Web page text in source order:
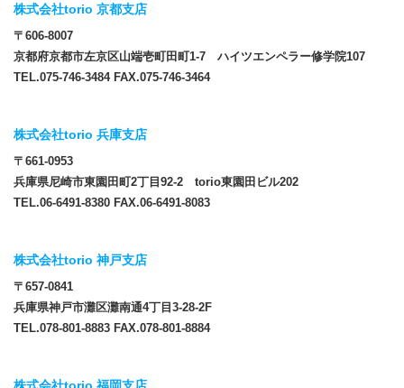
株式会社torio 京都支店
〒606-8007
京都府京都市左京区山端壱町田町1-7 ハイツエンペラー修学院107
TEL.075-746-3484 FAX.075-746-3464
株式会社torio 兵庫支店
〒661-0953
兵庫県尼崎市東園田町2丁目92-2 torio東園田ビル202
TEL.06-6491-8380 FAX.06-6491-8083
株式会社torio 神戸支店
〒657-0841
兵庫県神戸市灘区灘南通4丁目3-28-2F
TEL.078-801-8883 FAX.078-801-8884
株式会社torio 福岡支店